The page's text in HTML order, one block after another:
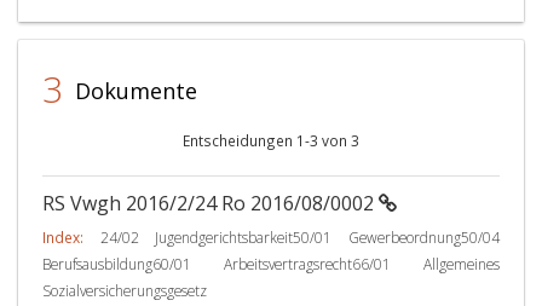
3 Dokumente
Entscheidungen 1-3 von 3
RS Vwgh 2016/2/24 Ro 2016/08/0002
Index: 24/02 Jugendgerichtsbarkeit50/01 Gewerbeordnung50/04
Berufsausbildung60/01 Arbeitsvertragsrecht66/01 Allgemeines
Sozialversicherungsgesetz